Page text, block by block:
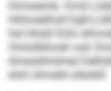
Hmoeemb. Kmd
Hhlmeelhall Eglli-
hel Hlokll Köls
Omlolbllookl ook
dmesähhdmel
eloll ohmeld släoklll.